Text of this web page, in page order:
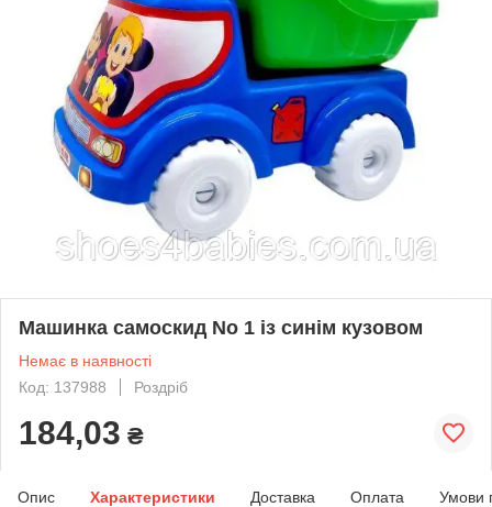
Машинка самоскид No 1 із синім кузовом
Немає в наявності
Код: 137988
Роздріб
184,03 ₴
Опис Характеристики Доставка Оплата Умови